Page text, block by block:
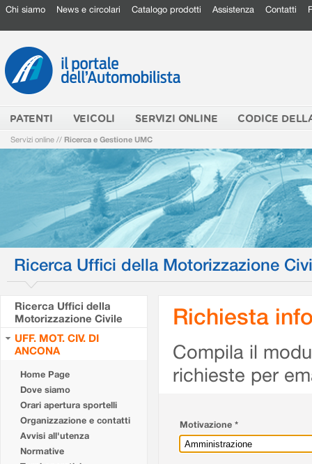
Chi siamo News e circolari Catalogo prodotti Assistenza Contatti
PATENTI VEICOLI SERVIZI ONLINE CODICE
Servizi online // Ricerca e Gestione UMC
Ricerca Uffici della Motorizzazione
Ricerca Uffici della
Motorizzazione Civile
UFF. MOT. CIV. DI
ANCONA
Home Page
Dove siamo
Orari apertura sportelli
Organizzazione e contatti
Avvisi all'utenza
Normative
Richiesta
Compila il
richieste per
Motivazione *